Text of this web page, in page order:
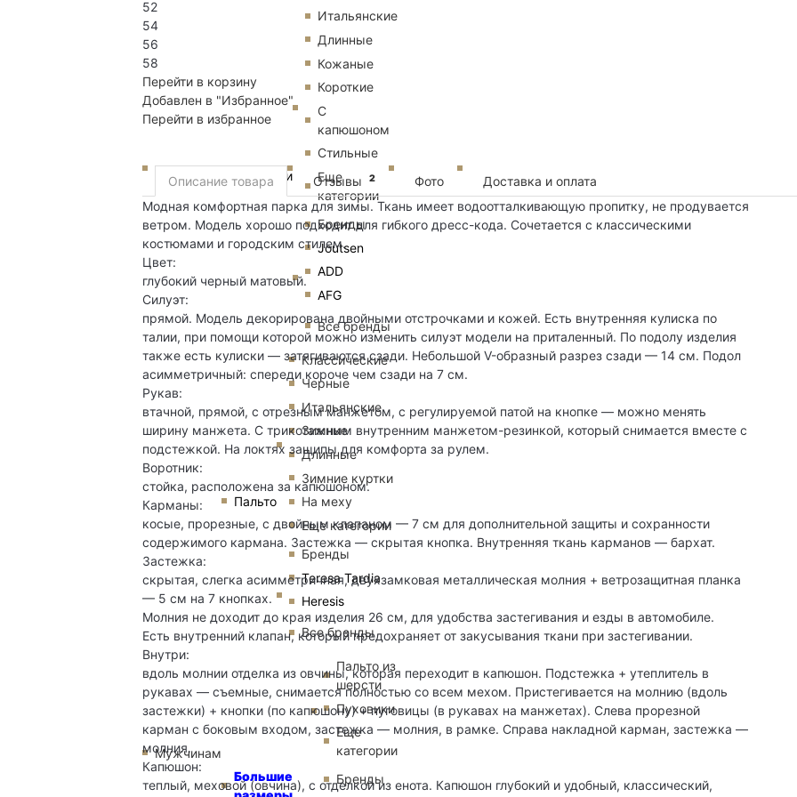
Мужчинам
Пуховики
Итальянские
Длинные
Кожаные
Короткие
С
капюшоном
Стильные
Еще
категории
Бренды
Joutsen
ADD
AFG
Все бренды
Пальто
Классические
Черные
Итальянские
Зимние
Длинные
Зимние куртки
На меху
Еще категории
Бренды
Teresa Tardia
Heresis
Все бренды
Большие
Пальто из
шерсти
Пуховики
Еще
категории
Бренды
52
54
56
58
Перейти в корзину
Добавлен в "Избранное"
Перейти в избранное
Описание товара Отзывы 2 Фото
Доставка и оплата
Модная комфортная парка для зимы. Ткань имеет водоотталкивающую пропитку, не продувается
ветром. Модель хорошо подходит для гибкого дресс-кода. Сочетается с классическими
костюмами и городским стилем.
Цвет:
глубокий черный матовый.
Силуэт:
прямой. Модель декорирована двойными отстрочками и кожей. Есть внутренняя кулиска по
талии, при помощи которой можно изменить силуэт модели на приталенный. По подолу изделия
также есть кулиски — затягиваются сзади. Небольшой V-образный разрез сзади — 14 см. Подол
асимметричный: спереди короче чем сзади на 7 см.
Рукав:
втачной, прямой, с отрезным манжетом, с регулируемой патой на кнопке — можно менять
ширину манжета. С трикотажным внутренним манжетом-резинкой, который снимается вместе с
подстежкой. На локтях защипы для комфорта за рулем.
Воротник:
стойка, расположена за капюшоном.
Карманы:
косые, прорезные, с двойным клапаном — 7 см для дополнительной защиты и сохранности
содержимого кармана. Застежка — скрытая кнопка. Внутренняя ткань карманов — бархат.
Застежка:
скрытая, слегка асимметричная, двухзамковая металлическая молния + ветрозащитная планка
— 5 см на 7 кнопках.
Молния не доходит до края изделия 26 см, для удобства застегивания и езды в автомобиле.
Есть внутренний клапан, который предохраняет от закусывания ткани при застегивании.
Внутри:
вдоль молнии отделка из овчины, которая переходит в капюшон. Подстежка + утеплитель в
рукавах — съемные, снимается полностью со всем мехом. Пристегивается на молнию (вдоль
застежки) + кнопки (по капюшону) + пуговицы (в рукавах на манжетах). Слева прорезной
карман с боковым входом, застежка — молния, в рамке. Справа накладной карман, застежка —
молния.
Капюшон:
теплый, меховой (овчина), с отделкой из енота. Капюшон глубокий и удобный, классический,